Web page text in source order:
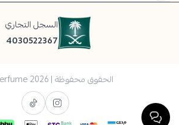
السجل التجاري
4030522367
الحقوق محفوظة | 2026